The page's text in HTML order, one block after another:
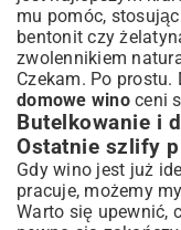
mu pomóc,
bentonit czy
zwolennikiem
Czekam. Po prostu.
domowe winoceni
Butelkowanie i
Ostatnie szlify
Gdy wino jest już
pracuje, możemy
Warto się upewnić,